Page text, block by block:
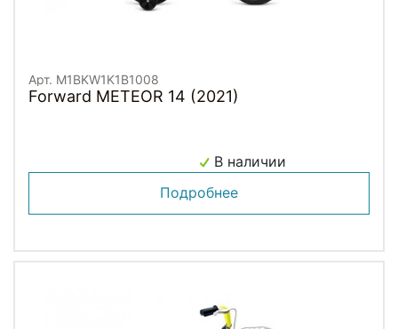
Арт. M1BKW1K1B1008
Forward METEOR 14 (2021)
В наличии
Подробнее